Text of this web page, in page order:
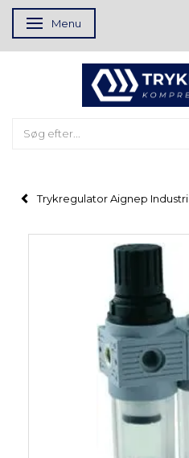
Skifte navigation
Menu
Trykregulator Aignep Industri